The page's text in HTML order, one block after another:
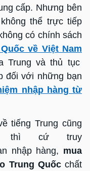
cấp. Nhưng bên
thể trực tiếp
có chính sách
về Việt Nam
Trung và thủ tục
đối với những bạn
nhập hàng từ
tiếng Trung cũng
thì cứ truy
nhập hàng, mua
Trung Quốcchất